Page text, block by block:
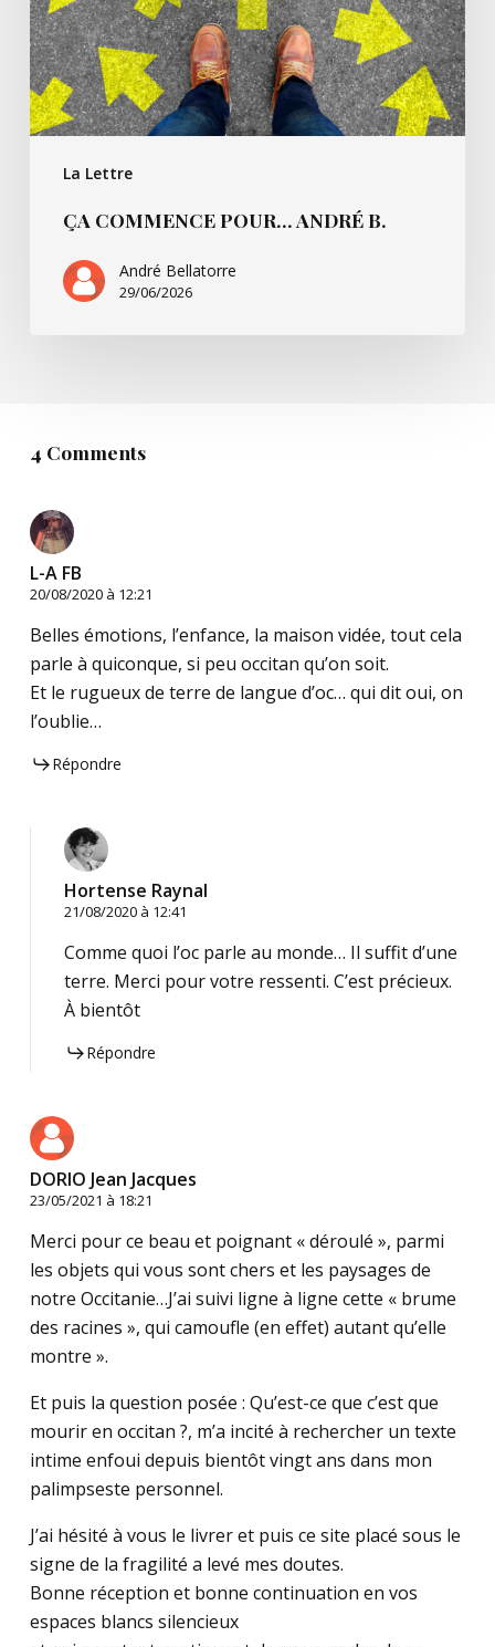
La Lettre
ÇA COMMENCE POUR… ANDRÉ B.
André Bellatorre
29/06/2026
4 Comments
L-A FB
20/08/2020 à 12:21
Belles émotions, l’enfance, la maison vidée, tout cela
parle à quiconque, si peu occitan qu’on soit.
Et le rugueux de terre de langue d’oc… qui dit oui, on
l’oublie…
Répondre
Hortense Raynal
21/08/2020 à 12:41
Comme quoi l’oc parle au monde… Il suffit d’une
terre. Merci pour votre ressenti. C’est précieux.
À bientôt
Répondre
DORIO Jean Jacques
23/05/2021 à 18:21
Merci pour ce beau et poignant « déroulé », parmi
les objets qui vous sont chers et les paysages de
notre Occitanie…J’ai suivi ligne à ligne cette « brume
des racines », qui camoufle (en effet) autant qu’elle
montre ».
Et puis la question posée : Qu’est-ce que c’est que
mourir en occitan ?, m’a incité à rechercher un texte
intime enfoui depuis bientôt vingt ans dans mon
palimpseste personnel.
J’ai hésité à vous le livrer et puis ce site placé sous le
signe de la fragilité a levé mes doutes.
Bonne réception et bonne continuation en vos
espaces blancs silencieux